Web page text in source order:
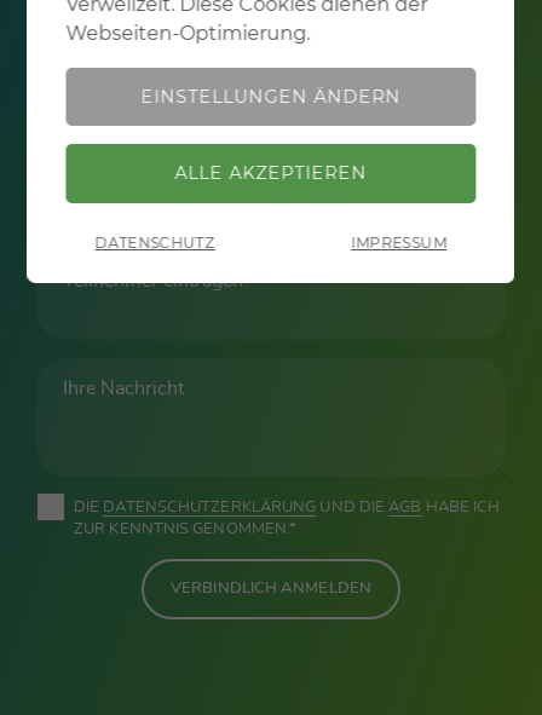
DIE DATEN­SCHUTZ­ERKLÄRUNG UND DIEAGB HABE ICH
ZUR KENNTNIS GENOMMEN.*
VERBINDLICH ANMELDEN
Performance Mit dieser Einstellung werden
Nutzungsweise unserer Webseite gesammelt, z.B.
Anzahl der Besuche und Verweilzeit. Diese Cookies
Webseiten-Optimierung.
EINSTELLUNGEN ÄNDERN
DATENSCHUTZ IMPRESSUM